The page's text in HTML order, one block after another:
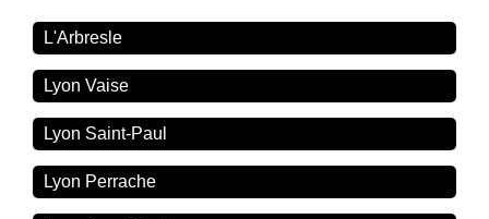
L'Arbresle
Lyon Vaise
Lyon Saint-Paul
Lyon Perrache